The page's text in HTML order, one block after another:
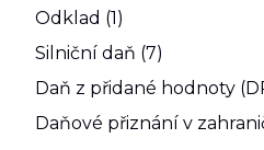
Odklad (1)
Silniční daň (7)
Daň z přidané hodnoty
Daňové přiznání v